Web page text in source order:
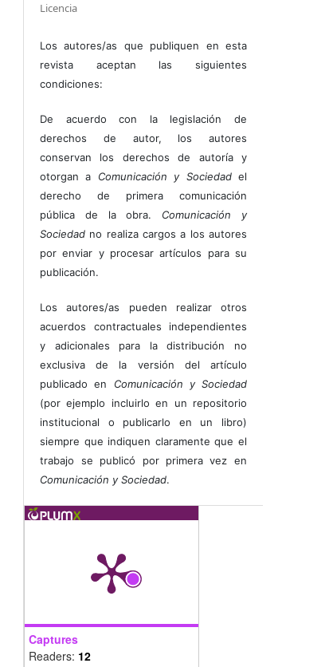
Licencia
Los autores/as que publiquen en esta
revista aceptan las siguientes
condiciones:
De acuerdo con la legislación de
derechos de autor, los autores
conservan los derechos de autoría y
otorgan a Comunicación y Sociedadel
derecho de primera comunicación
pública de la obra. Comunicación y
Sociedad no realiza cargos a los autores
por enviar y procesar artículos para su
publicación.
Los autores/as pueden realizar otros
acuerdos contractuales independientes
y adicionales para la distribución no
exclusiva de la versión del artículo
publicado en Comunicación y Sociedad
(por ejemplo incluirlo en un repositorio
institucional o publicarlo en un libro)
siempre que indiquen claramente que el
trabajo se publicó por primera vez en
Comunicación y Sociedad.
Captures
Readers: 12